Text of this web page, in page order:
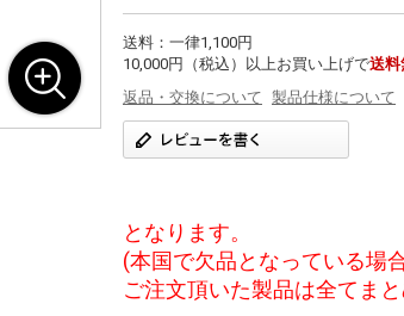
送料：一律1,100円
10,000円（税込）以上お買い上げで送料
返品・交換について 製品仕様について
となります。
(本国で欠品となっている場
ご注文頂いた製品は全てま